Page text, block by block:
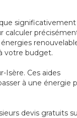
significativement
calculer
votre budget.
Isère. Ces aides
à une énergie
devis gratuits